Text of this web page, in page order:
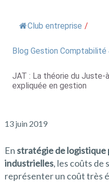
Club entreprise /
Blog Gestion Comptabilité
JAT : La théorie du
expliquée en gestion
13 juin 2019
Enstratégie de logistique
industrielles, les coûts de
représenter un coût très